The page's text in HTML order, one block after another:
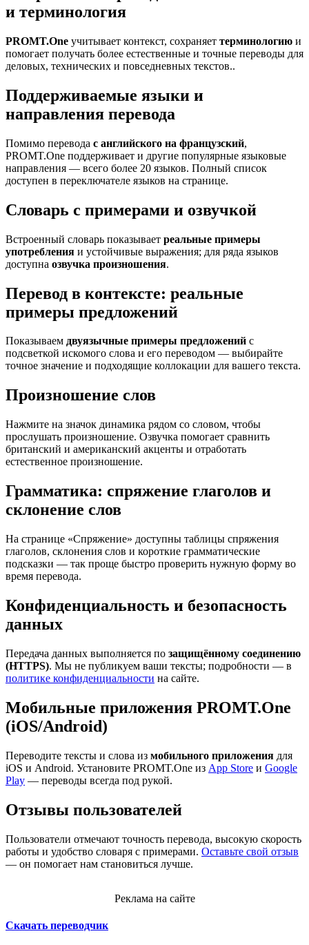
и терминология
PROMT.One учитывает контекст, сохраняет терминологию и
помогает получать более естественные и точные переводы для
деловых, технических и повседневных текстов..
Поддерживаемые языки и
направления перевода
Помимо перевода с английского на французский,
PROMT.One поддерживает и другие популярные языковые
направления — всего более 20 языков. Полный список
доступен в переключателе языков на странице.
Словарь с примерами и озвучкой
Встроенный словарь показывает реальные примеры
употребления и устойчивые выражения; для ряда языков
доступна озвучка произношения.
Перевод в контексте: реальные
примеры предложений
Показываем двуязычные примеры предложений с
подсветкой искомого слова и его переводом — выбирайте
точное значение и подходящие коллокации для вашего текста.
Произношение слов
Нажмите на значок динамика рядом со словом, чтобы
прослушать произношение. Озвучка помогает сравнить
британский и американский акценты и отработать
естественное произношение.
Грамматика: спряжение глаголов и
склонение слов
На странице «Спряжение» доступны таблицы спряжения
глаголов, склонения слов и короткие грамматические
подсказки — так проще быстро проверить нужную форму во
время перевода.
Конфиденциальность и безопасность
данных
Передача данных выполняется по защищённому соединению
(HTTPS). Мы не публикуем ваши тексты; подробности — в
политике конфиденциальности на сайте.
Мобильные приложения PROMT.One
(iOS/Android)
Переводите тексты и слова из мобильного приложения для
iOS и Android. Установите PROMT.One из App Store и Google
Play — переводы всегда под рукой.
Отзывы пользователей
Пользователи отмечают точность перевода, высокую скорость
работы и удобство словаря с примерами. Оставьте свой отзыв
— он помогает нам становиться лучше.
Реклама на сайте
Скачать переводчик